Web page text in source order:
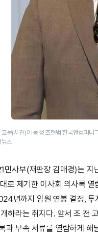
문(사진)이 동생 조현범 한국앤컴퍼
스
민사부(재판장 김매경)는
로 제기한 이사회 의사록
년까지 임원 연봉 결정,
하라는 취지다. 앞서 조 전
과 부속 서류를 열람하게 해